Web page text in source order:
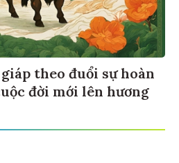
theo đuổi sự hoàn
đời mới lên hương